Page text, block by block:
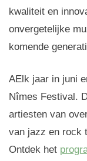
kwaliteit en
onvergetelijke
komende
AElk jaar in juni
Nîmes Festival.
artiesten van
van jazz en rock
Ontdek het